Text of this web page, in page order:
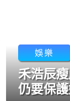
娛樂
禾浩辰
仍要保